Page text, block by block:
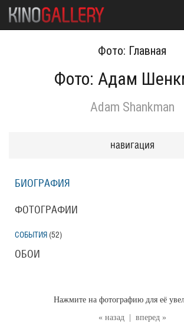
Фото: Главная
Фото: Адам
Adam Shankman
« назад вперед »
Нажмите на фотографию для её
навигация
БИОГРАФИЯ
ФОТОГРАФИИ
СОБЫТИЯ (52)
ОБОИ